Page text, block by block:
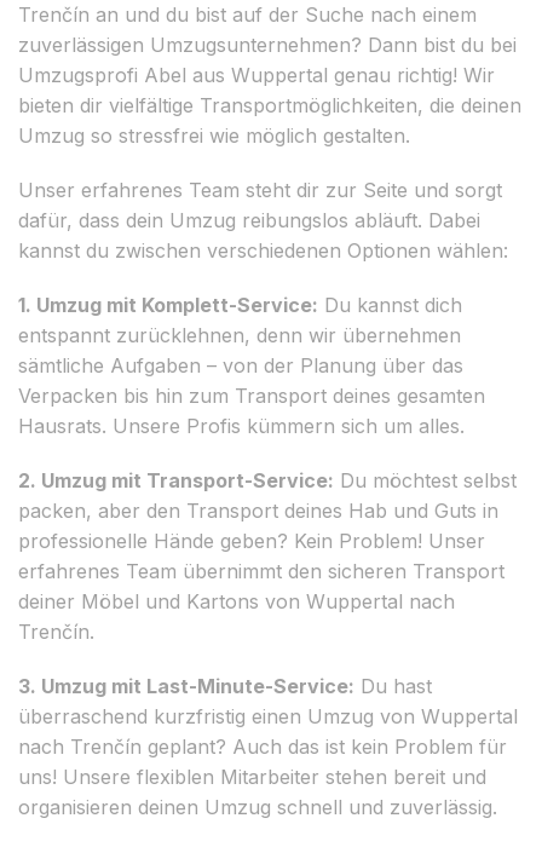
Trenčín an und du bist auf der Suche nach einem
zuverlässigen Umzugsunternehmen? Dann bist du bei
Umzugsprofi Abel aus Wuppertal genau richtig! Wir
bieten dir vielfältige Transportmöglichkeiten, die deinen
Umzug so stressfrei wie möglich gestalten.
Unser erfahrenes Team steht dir zur Seite und sorgt
dafür, dass dein Umzug reibungslos abläuft. Dabei
kannst du zwischen verschiedenen Optionen wählen:
1. Umzug mit Komplett-Service: Du kannst dich
entspannt zurücklehnen, denn wir übernehmen
sämtliche Aufgaben – von der Planung über das
Verpacken bis hin zum Transport deines gesamten
Hausrats. Unsere Profis kümmern sich um alles.
2. Umzug mit Transport-Service: Du möchtest selbst
packen, aber den Transport deines Hab und Guts in
professionelle Hände geben? Kein Problem! Unser
erfahrenes Team übernimmt den sicheren Transport
deiner Möbel und Kartons von Wuppertal nach
Trenčín.
3. Umzug mit Last-Minute-Service: Du hast
überraschend kurzfristig einen Umzug von Wuppertal
nach Trenčín geplant? Auch das ist kein Problem für
uns! Unsere flexiblen Mitarbeiter stehen bereit und
organisieren deinen Umzug schnell und zuverlässig.